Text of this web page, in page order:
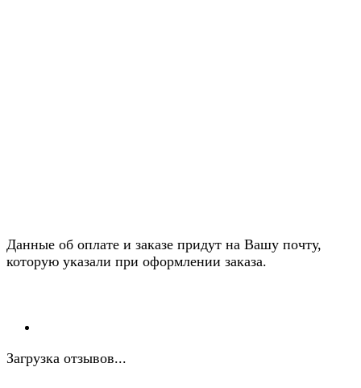
Данные об оплате и заказе придут на Вашу почту,
которую указали при оформлении заказа.
Загрузка отзывов...